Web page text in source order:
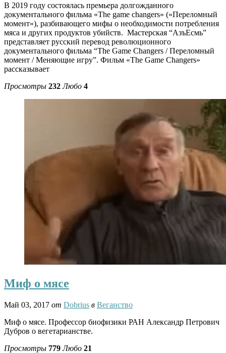
В 2019 году состоялась премьера долгожданного
документального фильма «The game changers» («Переломный
момент»), разбивающего мифы о необходимости потребления
мяса и других продуктов убийств. Мастерская “АзъЕсмь”
представляет русский перевод революционного
документального фильма “The Game Changers / Переломный
момент / Меняющие игру”. Фильм «The Game Changers»
рассказывает
Просмотры 232 Любо 4
Миф о мясе
Май 03, 2017 от Dobrius в Веганство
Миф о мясе. Профессор биофизики РАН Александр Петрович
Дубров о вегетарианстве.
Просмотры 779 Любо 21